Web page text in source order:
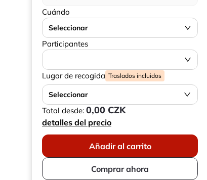
Cuándo
Seleccionar
Participantes
Lugar de recogida Traslados incluidos
Seleccionar
Total desde: 0,00 CZK
detalles del precio
Añadir al carrito
Comprar ahora